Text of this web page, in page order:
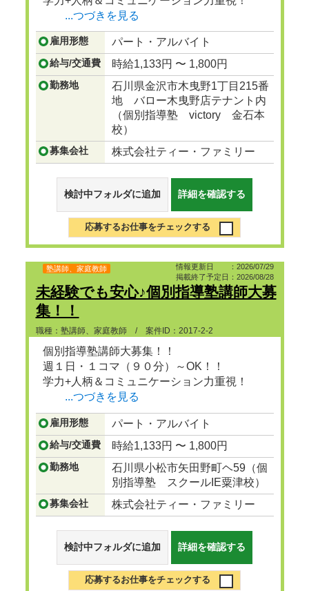
...つづきを見る
雇用形態 パート・アルバイト
給与/交通費 時給1,133円 〜 1,800円
勤務地
石川県金沢市木曳野1丁目215番
地 バロー木曳野店テナント内
（個別指導塾 victory 金石本
校）
募集会社 株式会社ティー・ファミリー
検討中フォルダに追加 詳細を確認する
応募するお仕事をチェックする
情報更新日 ：2026/07/29
掲載終了予定日：2026/08/28
塾講師、家庭教師
未経験でも安心♪個別指導塾講師大募
集！！
職種：塾講師、家庭教師 / 案件ID：2017-2-2
個別指導塾講師大募集！！
週１日・１コマ（９０分）～OK！！
学力+人柄＆コミュニケーション力重視！
...つづきを見る
雇用形態 パート・アルバイト
給与/交通費 時給1,133円 〜 1,800円
勤務地
石川県小松市矢田野町ヘ59（個
別指導塾 スクールIE粟津校）
募集会社 株式会社ティー・ファミリー
検討中フォルダに追加 詳細を確認する
応募するお仕事をチェックする